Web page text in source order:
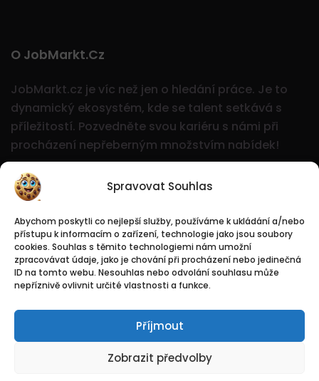
Spravovat Souhlas
Abychom poskytli co nejlepší služby, používáme k ukládání a/nebo
přístupu k informacím o zařízení, technologie jako jsou soubory
cookies. Souhlas s těmito technologiemi nám umožní
zpracovávat údaje, jako je chování při procházení nebo jedinečná
ID na tomto webu. Nesouhlas nebo odvolání souhlasu může
nepříznivě ovlivnit určité vlastnosti a funkce.
Příjmout
Zobrazit předvolby
O JobMarkt.cz
JobMarkt.cz je víc než jen o hledání práce. Je to
dynamický ekosystém, kde se talent setkává s
příležitostí. Pozvedněte svou kariéru s námi při
procházení nepřeberným množstvím nabídek!
Logo Jobmarkt.cz ® je registrovaná ochranná
známka.